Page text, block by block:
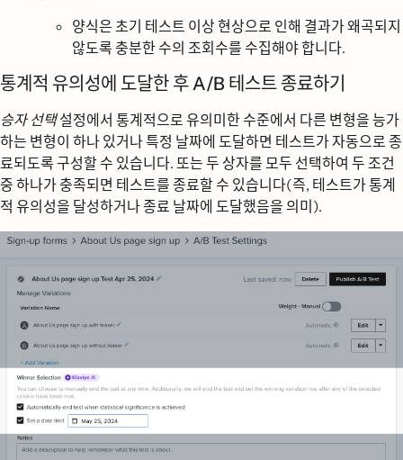
양식은 초기 테스트 이상 현상으로 인해 결과가 왜곡되지
않도록 충분한 수의 조회수를 수집해야 합니다.
통계적 유의성에 도달한 후 A/B 테스트 종료하기
승자 선택설정에서 통계적으로 유의미한 수준에서 다른 변형을 능가
하는 변형이 하나 있거나 특정 날짜에 도달하면 테스트가 자동으로 종
료되도록 구성할 수 있습니다. 또는 두 상자를 모두 선택하여 두 조건
중 하나가 충족되면 테스트를 종료할 수 있습니다(즉, 테스트가 통계
적 유의성을 달성하거나 종료 날짜에 도달했음을 의미).